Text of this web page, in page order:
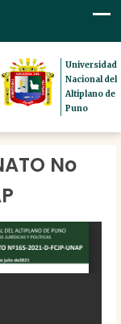
Universidad
Nacional del
Altiplano de
Puno
No